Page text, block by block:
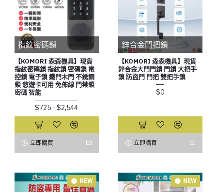
指紋密碼鎖
【KOMORI 森森機具】現貨
指紋密碼鎖 指紋鎖 密碼鎖 電
控鎖 電子鎖 鐵門木門 不銹鋼
鎖 悠遊卡可用 免佈線 門禁鎖
密碼 智能
$725 - $2,544
立即購買
鋅合金門把鎖
【KOMORI 森森機具】現貨
鋅合金大門門鎖 門鎖 大把手
鎖 防盜門 門把 雙把手鎖
$0
立即購買
NEW NEW